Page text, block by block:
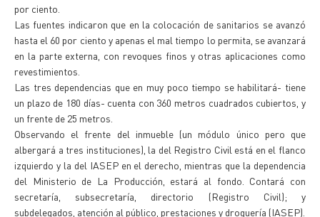
por ciento.
Las fuentes indicaron que en la colocación de sanitarios se avanzó
hasta el 60 por ciento y apenas el mal tiempo lo permita, se avanzará
en la parte externa, con revoques finos y otras aplicaciones como
revestimientos.
Las tres dependencias que en muy poco tiempo se habilitará- tiene
un plazo de 180 días- cuenta con 360 metros cuadrados cubiertos, y
un frente de 25 metros.
Observando el frente del inmueble (un módulo único pero que
albergará a tres instituciones), la del Registro Civil está en el flanco
izquierdo y la del IASEP en el derecho, mientras que la dependencia
del Ministerio de La Producción, estará al fondo. Contará con
secretaría, subsecretaría, directorio (Registro Civil); y
subdelegados, atención al público, prestaciones y droguería (IASEP).